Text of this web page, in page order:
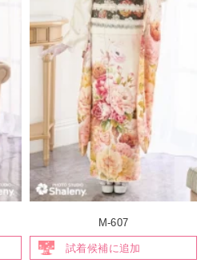
M-607
試着候補に追加